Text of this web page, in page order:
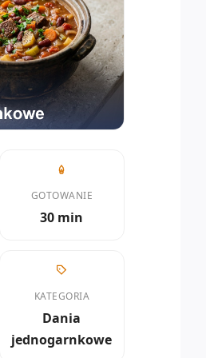
GOTOWANIE
30 min
KATEGORIA
Dania
jednogarnkowe